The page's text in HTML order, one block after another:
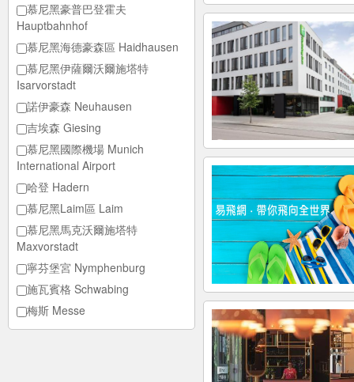
慕尼黑豪普巴登霍夫
Hauptbahnhof
慕尼黑海德豪森區 Haidhausen
慕尼黑伊薩爾沃爾施塔特
Isarvorstadt
諾伊豪森 Neuhausen
吉埃森 Giesing
慕尼黑國際機場 Munich
International Airport
哈登 Hadern
慕尼黑Laim區 Laim
慕尼黑馬克沃爾施塔特
Maxvorstadt
寧芬堡宮 Nymphenburg
施瓦賓格 Schwabing
梅斯 Messe